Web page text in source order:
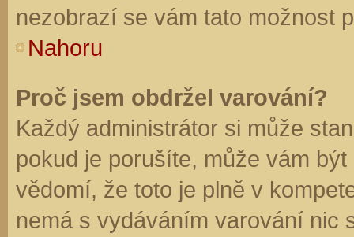
nezobrazí se vám tato možnost
Nahoru
Proč jsem obdržel varování?
Každý administrátor si může
pokud je porušíte, může vám
vědomí, že toto je plně v
nemá s vydáváním varování nic